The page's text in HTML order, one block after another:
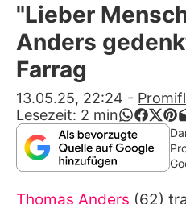
Filme &
Familie
"Lieber
Anders
Farrag
13.05.25, 22:24 -
Lesezeit: 2 min
Thomas Anders (62)